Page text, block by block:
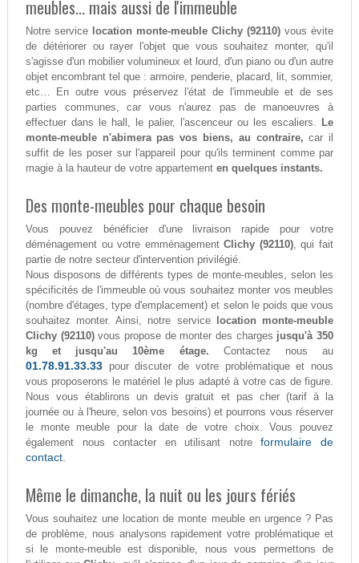
meubles... mais aussi de l'immeuble
Notre service location monte-meuble Clichy (92110) vous évite
de détériorer ou rayer l'objet que vous souhaitez monter, qu'il
s'agisse d'un mobilier volumineux et lourd, d'un piano ou d'un autre
objet encombrant tel que : armoire, penderie, placard, lit, sommier,
etc… En outre vous préservez l'état de l'immeuble et de ses
parties communes, car vous n'aurez pas de manoeuvres à
effectuer dans le hall, le palier, l'ascenceur ou les escaliers. Le
monte-meuble n'abimera pas vos biens, au contraire, car il
suffit de les poser sur l'appareil pour qu'ils terminent comme par
magie à la hauteur de votre appartement en quelques instants.
Des monte-meubles pour chaque besoin
Vous pouvez bénéficier d'une livraison rapide pour votre
déménagement ou votre emménagementClichy (92110), qui fait
partie de notre secteur d'intervention privilégié.
Nous disposons de différents types de monte-meubles, selon les
spécificités de l'immeuble où vous souhaitez monter vos meubles
(nombre d'étages, type d'emplacement) et selon le poids que vous
souhaitez monter. Ainsi, notre service
location monte-meuble
Clichy (92110)vous propose de monter des charges jusqu'à 350
kg et jusqu'au 10ème étage. Contactez nous au
01.78.91.33.33pour discuter de votre problématique et nous
vous proposerons le matériel le plus adapté à votre cas de figure.
Nous vous établirons un devis gratuit et pas cher (tarif à la
journée ou à l'heure, selon vos besoins) et pourrons vous réserver
le monte meuble pour la date de votre choix. Vous pouvez
également nous contacter en utilisant notreformulaire de
contact.
Même le dimanche, la nuit ou les jours fériés
Vous souhaitez une location de monte meuble en urgence ? Pas
de problème, nous analysons rapidement votre problématique et
si le monte-meuble est disponible, nous vous permettons de